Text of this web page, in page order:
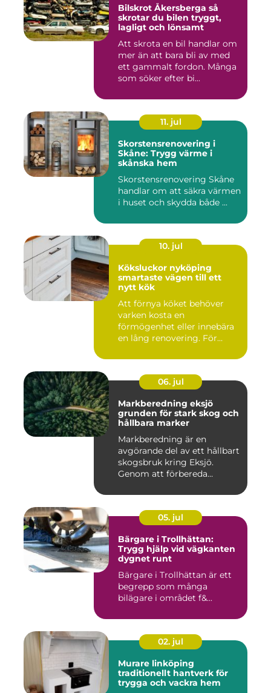
Bilskrot Åkersberga så
skrotar du bilen tryggt,
lagligt och lönsamt
Att skrota en bil handlar om
mer än att bara bli av med
ett gammalt fordon. Många
som söker efter bi...
11. jul
Skorstensrenovering i
Skåne: Trygg värme i
skånska hem
Skorstensrenovering Skåne
handlar om att säkra värmen
i huset och skydda både ...
10. jul
Köksluckor nyköping
smartaste vägen till ett
nytt kök
Att förnya köket behöver
varken kosta en
förmögenhet eller innebära
en lång renovering. För
06. jul
Markberedning eksjö
grunden för stark skog och
hållbara marker
Markberedning är en
avgörande del av ett hållbart
skogsbruk kring Eksjö.
Genom att förbereda
05. jul
Bärgare i Trollhättan:
Trygg hjälp vid vägkanten
dygnet runt
Bärgare i Trollhättan är ett
begrepp som många
bilägare i området f&...
02. jul
Murare linköping
traditionellt hantverk för
trygga och vackra hem